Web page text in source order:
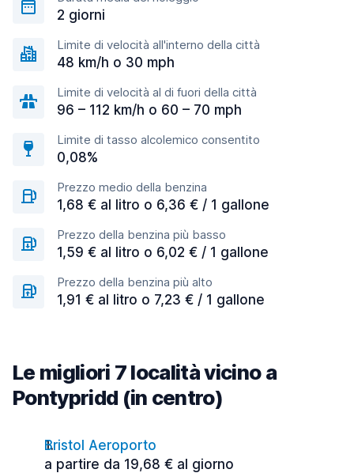
2 giorni
Limite di velocità all'interno della città
48 km/h o 30 mph
Limite di velocità al di fuori della città
96 – 112 km/h o 60 – 70 mph
Limite di tasso alcolemico consentito
0,08%
Prezzo medio della benzina
1,68 € al litro o 6,36 € / 1 gallone
Prezzo della benzina più basso
1,59 € al litro o 6,02 € / 1 gallone
Prezzo della benzina più alto
1,91 € al litro o 7,23 € / 1 gallone
Le migliori 7 località vicino a
Pontypridd (in centro)
Bristol Aeroporto
a partire da 19,68 € al giorno